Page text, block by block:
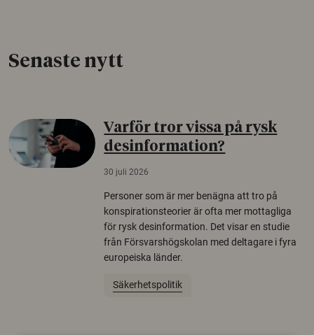
Senaste nytt
Varför tror vissa på rysk
desinformation?
30 juli 2026
Personer som är mer benägna att tro på
konspirationsteorier är ofta mer mottagliga
för rysk desinformation. Det visar en studie
från Försvarshögskolan med deltagare i fyra
europeiska länder.
Säkerhetspolitik